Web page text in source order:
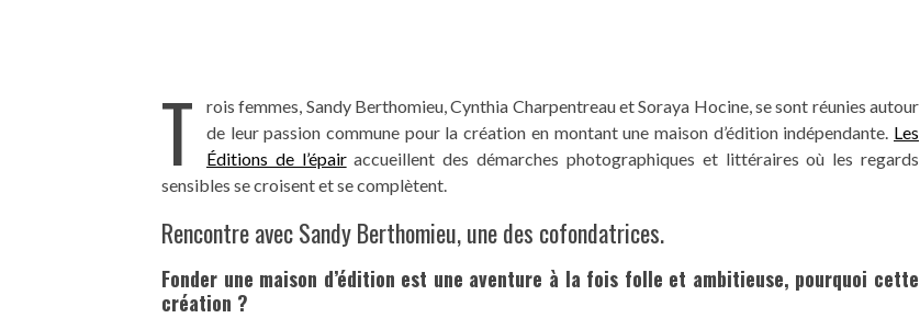
T
rois femmes, Sandy Berthomieu, Cynthia Charpentreau et Soraya Hocine, se sont réunies autour
de leur passion commune pour la création en montant une maison d’édition indépendante. Les
Éditions de l’épairaccueillent des démarches photographiques et littéraires où les regards
sensibles se croisent et se complètent.
Rencontre avec Sandy Berthomieu, une des cofondatrices.
Fonder une maison d’édition est une aventure à la fois folle et ambitieuse, pourquoi cette
création ?